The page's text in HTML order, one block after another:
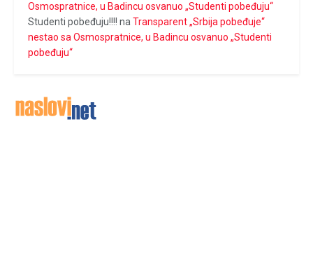
Osmospratnice, u Badincu osvanuo „Studenti pobeđuju“
Studenti pobeđuju!!!! naTransparent „Srbija pobeđuje“
nestao sa Osmospratnice, u Badincu osvanuo „Studenti
pobeđuju“